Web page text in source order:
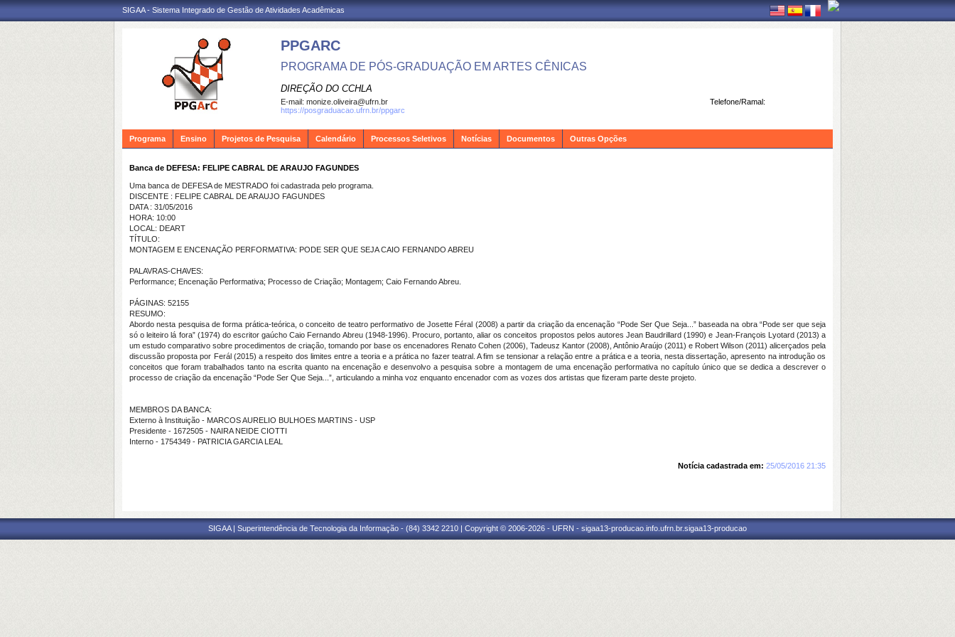
SIGAA - Sistema Integrado de Gestão de Atividades Acadêmicas
PPGARC
PROGRAMA DE PÓS-GRADUAÇÃO EM ARTES CÊNICAS
DIREÇÃO DO CCHLA
Telefone/Ramal:
E-mail: monize.oliveira@ufrn.br
https://posgraduacao.ufrn.br/ppgarc
Programa Ensino Projetos de Pesquisa Calendário Processos Seletivos Notícias Documentos Outras Opções
Banca de DEFESA: FELIPE CABRAL DE ARAUJO FAGUNDES
Uma banca de DEFESA de MESTRADO foi cadastrada pelo programa.
DISCENTE : FELIPE CABRAL DE ARAUJO FAGUNDES
DATA : 31/05/2016
HORA: 10:00
LOCAL: DEART
TÍTULO:
MONTAGEM E ENCENAÇÃO PERFORMATIVA: PODE SER QUE SEJA CAIO FERNANDO ABREU
PALAVRAS-CHAVES:
Performance; Encenação Performativa; Processo de Criação; Montagem; Caio Fernando Abreu.
PÁGINAS: 52155
RESUMO:
Abordo nesta pesquisa de forma prática-teórica, o conceito de teatro performativo de Josette Féral (2008) a partir da criação da encenação “Pode Ser Que Seja...” baseada na obra “Pode ser que seja
só o leiteiro lá fora” (1974) do escritor gaúcho Caio Fernando Abreu (1948-1996). Procuro, portanto, aliar os conceitos propostos pelos autores Jean Baudrillard (1990) e Jean-François Lyotard (2013) a
um estudo comparativo sobre procedimentos de criação, tomando por base os encenadores Renato Cohen (2006), Tadeusz Kantor (2008), Antônio Araújo (2011) e Robert Wilson (2011) alicerçados pela
discussão proposta por Ferál (2015) a respeito dos limites entre a teoria e a prática no fazer teatral. A fim se tensionar a relação entre a prática e a teoria, nesta dissertação, apresento na introdução os
conceitos que foram trabalhados tanto na escrita quanto na encenação e desenvolvo a pesquisa sobre a montagem de uma encenação performativa no capítulo único que se dedica a descrever o
processo de criação da encenação “Pode Ser Que Seja...”, articulando a minha voz enquanto encenador com as vozes dos artistas que fizeram parte deste projeto.
MEMBROS DA BANCA:
Externo à Instituição - MARCOS AURELIO BULHOES MARTINS - USP
Presidente - 1672505 - NAIRA NEIDE CIOTTI
Interno - 1754349 - PATRICIA GARCIA LEAL
Notícia cadastrada em: 25/05/2016 21:35
SIGAA | Superintendência de Tecnologia da Informação - (84) 3342 2210 | Copyright © 2006-2026 - UFRN - sigaa13-producao.info.ufrn.br.sigaa13-producao